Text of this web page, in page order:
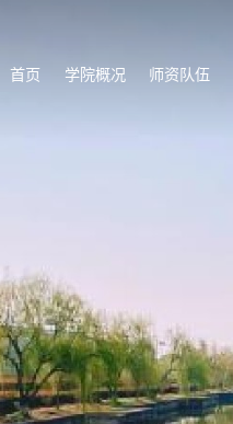
首页 学院概况 师资队伍